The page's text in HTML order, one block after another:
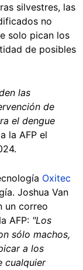
silvestres, las
no
solo pican los
de posibles
las
de
el dengue
la AFP el
Oxitec
Joshua Van
un correo
AFP: "Los
sólo machos,
a los
cualquier